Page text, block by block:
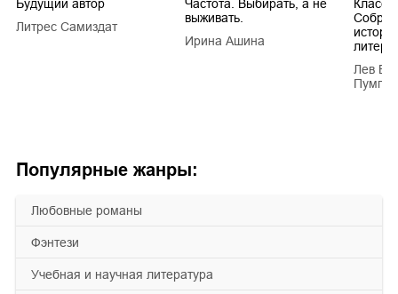
Популярные жанры:
любовные романы
фэнтези
учебная и научная литература
Будущий автор
Литрес Самиздат
Частота. Выбирать, а не
выживать.
Ирина Ашина
Лев